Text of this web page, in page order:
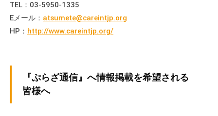
TEL：03-5950-1335
Eメール： atsumete@careintjp.org
HP： http://www.careintjp.org/
『ぷらざ通信』へ情報掲載を希望される
皆様へ